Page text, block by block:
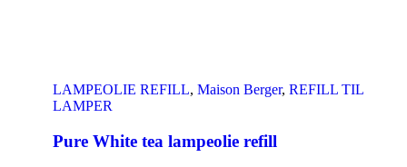
LAMPEOLIE REFILL, Maison Berger, REFILL TIL
LAMPER
Pure White tea lampeolie refill